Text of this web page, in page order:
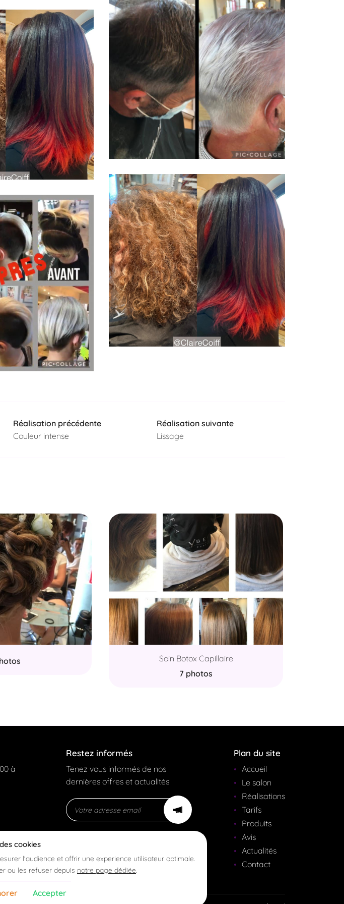
Réalisation précédente
Couleur intense
Réalisation suivante
Lissage
Soin Botox Capillaire
7 photos
à
Restez informés
Tenez vous informés de nos
dernières offres et actualités
Plan du site
Accueil
Le salon
Réalisations
Tarifs
Produits
Avis
Actualités
Contact
cookies
l'audience et offrir une experience utilisateur optimale.
ou les refuser depuis notre page dédiée.
Accepter